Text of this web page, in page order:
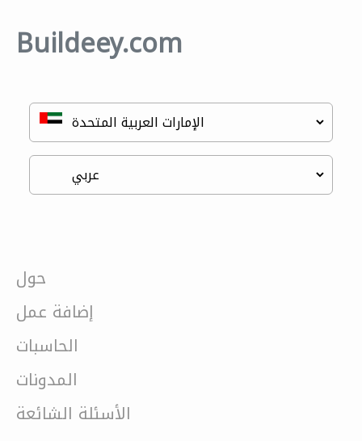
Buildeey.com
حول
إضافة عمل
الحاسبات
المدونات
الأسئلة الشائعة